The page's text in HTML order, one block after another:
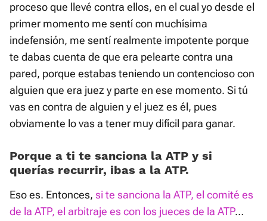
proceso que llevé contra ellos, en el cual yo desde el
primer momento me sentí con muchísima
indefensión, me sentí realmente impotente porque
te dabas cuenta de que era pelearte contra una
pared, porque estabas teniendo un contencioso con
alguien que era juez y parte en ese momento. Si tú
vas en contra de alguien y el juez es él, pues
obviamente lo vas a tener muy difícil para ganar.
Porque a ti te sanciona la ATP y si
querías recurrir, ibas a la ATP.
Eso es. Entonces, si te sanciona la ATP, el comité es
de la ATP, el arbitraje es con los jueces de la ATP…